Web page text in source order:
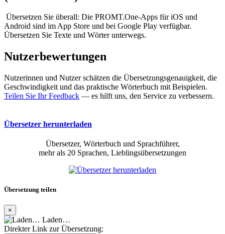
Übersetzen Sie überall: Die PROMT.One-Apps für iOS und
Android sind im App Store und bei Google Play verfügbar.
Übersetzen Sie Texte und Wörter unterwegs.
Nutzerbewertungen
Nutzerinnen und Nutzer schätzen die Übersetzungsgenauigkeit, die
Geschwindigkeit und das praktische Wörterbuch mit Beispielen.
Teilen Sie Ihr Feedback — es hilft uns, den Service zu verbessern.
Übersetzer herunterladen
Übersetzer, Wörterbuch und Sprachführer,
mehr als 20 Sprachen, Lieblingsübersetzungen
Übersetzung teilen
×
Laden…
Direkter Link zur Übersetzung: